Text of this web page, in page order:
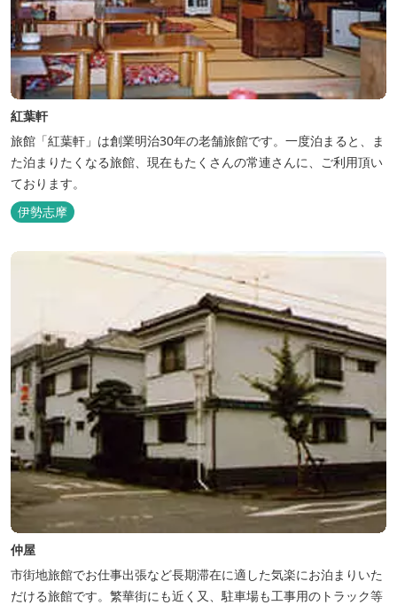
紅葉軒
旅館「紅葉軒」は創業明治30年の老舗旅館です。一度泊まると、ま
た泊まりたくなる旅館、現在もたくさんの常連さんに、ご利用頂い
ております。
伊勢志摩
仲屋
市街地旅館でお仕事出張など長期滞在に適した気楽にお泊まりいた
だける旅館です。繁華街にも近く又、駐車場も工事用のトラック等